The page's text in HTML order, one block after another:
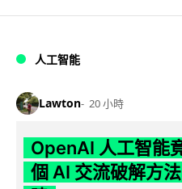
人工智能
Lawton 20 小時
OpenAI 人工智能
個 AI 交流破解方